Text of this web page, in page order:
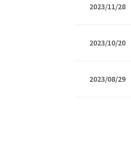
2023/11/28
2023/10/20
2023/08/29